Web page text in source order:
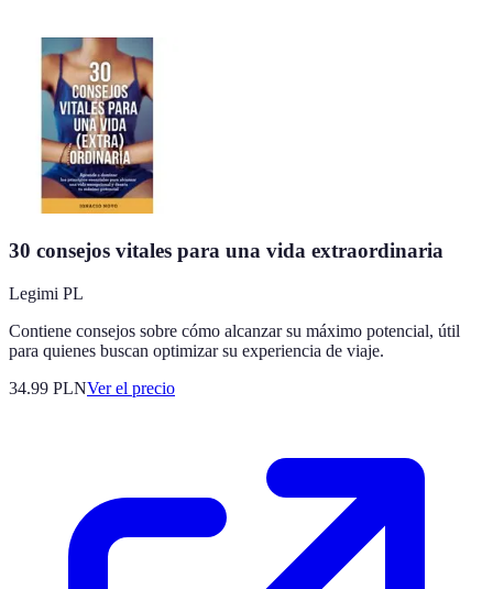
30 consejos vitales para una vida extraordinaria
Legimi PL
Contiene consejos sobre cómo alcanzar su máximo potencial, útil
para quienes buscan optimizar su experiencia de viaje.
34.99 PLNVer el precio